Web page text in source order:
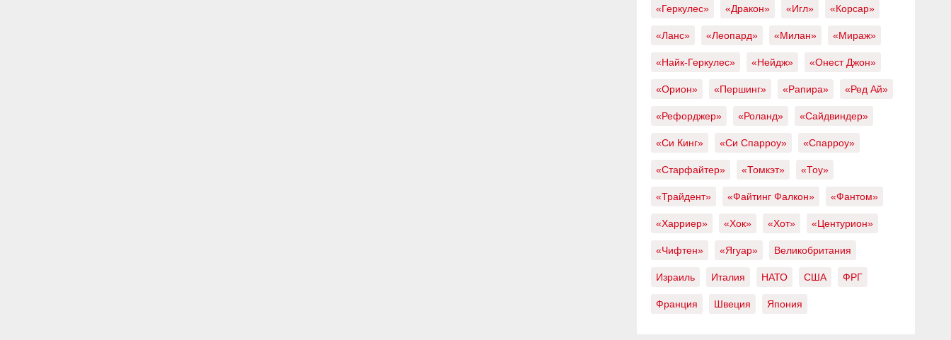
«Геркулес» «Дракон» «Игл» «Корсар»
«Ланс» «Леопард» «Милан» «Мираж»
«Найк-Геркулес» «Нейдж» «Онест Джон»
«Орион» «Першинг» «Рапира» «Ред Ай»
«Рефорджер» «Роланд» «Сайдвиндер»
«Си Кинг» «Си Спарроу» «Спарроу»
«Старфайтер» «Томкэт» «Тоу»
«Трайдент» «Файтинг Фалкон» «Фантом»
«Харриер» «Хок» «Хот» «Центурион»
«Чифтен» «Ягуар» Великобритания
Израиль Италия НАТО США ФРГ
Франция Швеция Япония